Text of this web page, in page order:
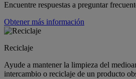
Encuentre respuestas a preguntar
Obtener más información
Reciclaje
Ayude a mantener la limpieza del
intercambio o reciclaje de un producto